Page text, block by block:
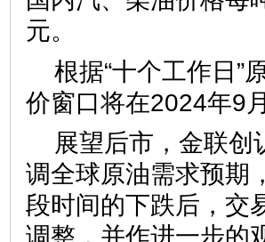
元。
根据“十个工作日”
价窗口将在2024年9
展望后市，金联创
调全球原油需求预期
段时间的下跌后，交
调整，并作进一步的